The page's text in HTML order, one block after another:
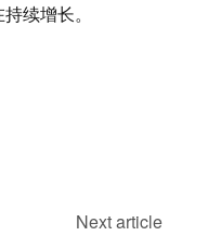
续增长。
Next article